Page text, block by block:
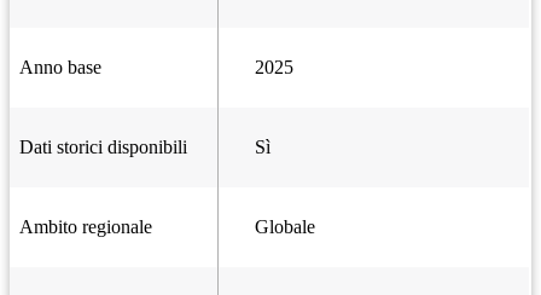
Anno base 2025
Dati storici disponibili Sì
Ambito regionale Globale